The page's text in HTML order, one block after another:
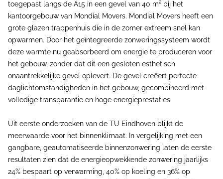
toegepast langs de A15 in een gevel van 40 m² bij het
kantoorgebouw van Mondial Movers. Mondial Movers heeft een
grote glazen trappenhuis die in de zomer extreem snel kan
opwarmen. Door het geïntegreerde zonweringssysteem wordt
deze warmte nu geabsorbeerd om energie te produceren voor
het gebouw, zonder dat dit een gesloten esthetisch
onaantrekkelijke gevel oplevert. De gevel creëert perfecte
daglichtomstandigheden in het gebouw, gecombineerd met
volledige transparantie en hoge energieprestaties.
Uit eerste onderzoeken van de TU Eindhoven blijkt de
meerwaarde voor het binnenklimaat. In vergelijking met een
gangbare, geautomatiseerde binnenzonwering laten de eerste
resultaten zien dat de energieopwekkende zonwering jaarlijks
24% bespaart op verwarming, 40% op koeling en 36% op